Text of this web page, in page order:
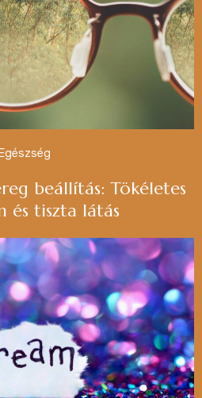
beállítás: Tökéletes
és tiszta látás